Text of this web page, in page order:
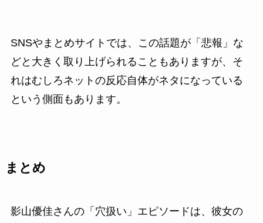
SNSやまとめサイトでは、この話題が「悲報」な
どと大きく取り上げられることもありますが、そ
れはむしろネットの反応自体がネタになっている
という側面もあります。
まとめ
影山優佳さんの「穴扱い」エピソードは、彼女の